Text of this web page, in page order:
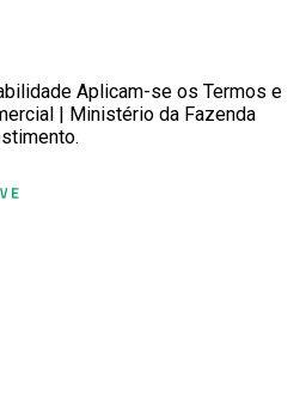
Aplicam-se os Termos e
| Ministério da Fazenda